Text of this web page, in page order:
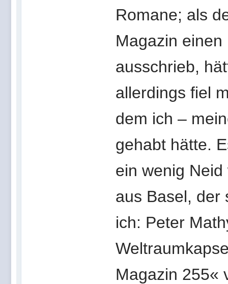
Romane; als
Magazin
ausschrieb,
allerdings fiel
dem ich –
gehabt hätte.
ein wenig
aus Basel, der
ich: Peter
Magazin 255«